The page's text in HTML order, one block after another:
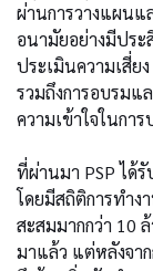
ผ่านการวางแผนแ
อนามัยอย่างมีปร
ประเมินความเสี่ย
รวมถึงการอบรม
ความเข้าใจในกา
ที่ผ่านมา PSP ได้
โดยมีสถิติการทำ
สะสมมากกว่า 10
มาแล้ว แต่หลังจา